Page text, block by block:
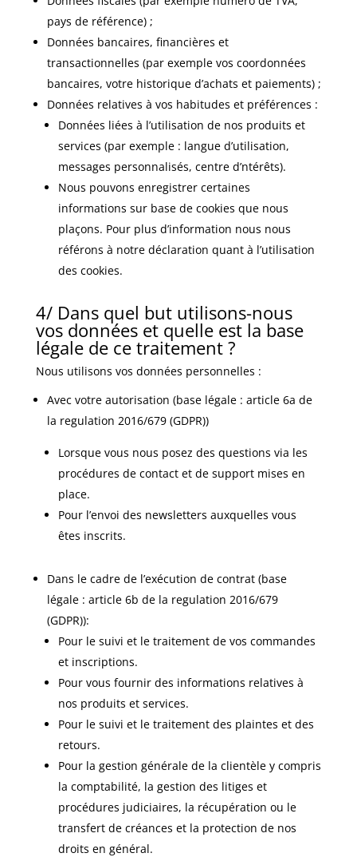
pays de référence) ;
Données bancaires, financières et
transactionnelles (par exemple vos coordonnées
bancaires, votre historique d’achats et paiements) ;
Données relatives à vos habitudes et préférences :
Données liées à l’utilisation de nos produits et
services (par exemple : langue d’utilisation,
messages personnalisés, centre d’ntérêts).
Nous pouvons enregistrer certaines
informations sur base de cookies que nous
plaçons. Pour plus d’information nous nous
référons à notre déclaration quant à l’utilisation
des cookies.
4/ Dans quel but utilisons-nous
vos données et quelle est la base
légale de ce traitement ?
Nous utilisons vos données personnelles :
Avec votre autorisation (base légale : article 6a de
la regulation 2016/679 (GDPR))
Lorsque vous nous posez des questions via les
procédures de contact et de support mises en
place.
Pour l’envoi des newsletters auxquelles vous
êtes inscrits.
Dans le cadre de l’exécution de contrat (base
légale : article 6b de la regulation 2016/679
(GDPR)):
Pour le suivi et le traitement de vos commandes
et inscriptions.
Pour vous fournir des informations relatives à
nos produits et services.
Pour le suivi et le traitement des plaintes et des
retours.
Pour la gestion générale de la clientèle y compris
la comptabilité, la gestion des litiges et
procédures judiciaires, la récupération ou le
transfert de créances et la protection de nos
droits en général.